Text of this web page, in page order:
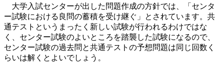
大学入試センターが出した問題作成の方針では、「センタ
ー試験における良問の蓄積を受け継ぐ」とされています。 共
通テストというまったく新しい試験が行われるわけではな
く、センター試験のよいところを踏襲した試験になるので、
センター試験の過去問と共通テストの予想問題は同じ回数く
らいは解くとよいでしょう。